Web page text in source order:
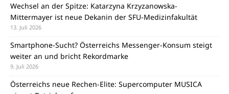
Wechsel an der Spitze: Katarzyna Krzyzanowska-
Mittermayer ist neue Dekanin der SFU-Medizinfakultät
13. Juli 2026
Smartphone-Sucht? Österreichs Messenger-Konsum steigt
weiter an und bricht Rekordmarke
9. Juli 2026
Österreichs neue Rechen-Elite: Supercomputer MUSICA